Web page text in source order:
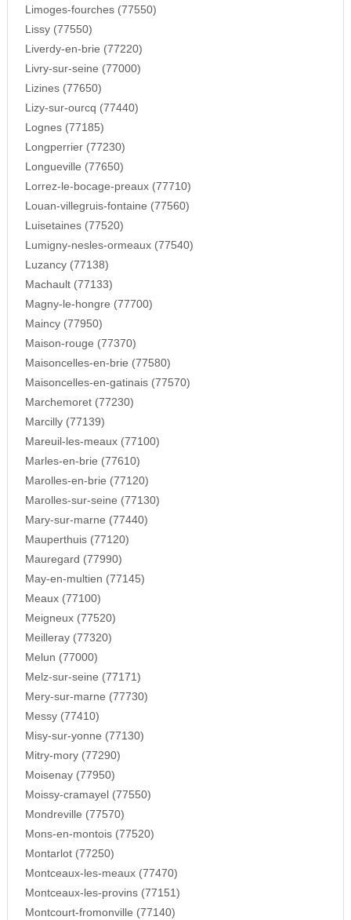
Limoges-fourches (77550)
Lissy (77550)
Liverdy-en-brie (77220)
Livry-sur-seine (77000)
Lizines (77650)
Lizy-sur-ourcq (77440)
Lognes (77185)
Longperrier (77230)
Longueville (77650)
Lorrez-le-bocage-preaux (77710)
Louan-villegruis-fontaine (77560)
Luisetaines (77520)
Lumigny-nesles-ormeaux (77540)
Luzancy (77138)
Machault (77133)
Magny-le-hongre (77700)
Maincy (77950)
Maison-rouge (77370)
Maisoncelles-en-brie (77580)
Maisoncelles-en-gatinais (77570)
Marchemoret (77230)
Marcilly (77139)
Mareuil-les-meaux (77100)
Marles-en-brie (77610)
Marolles-en-brie (77120)
Marolles-sur-seine (77130)
Mary-sur-marne (77440)
Mauperthuis (77120)
Mauregard (77990)
May-en-multien (77145)
Meaux (77100)
Meigneux (77520)
Meilleray (77320)
Melun (77000)
Melz-sur-seine (77171)
Mery-sur-marne (77730)
Messy (77410)
Misy-sur-yonne (77130)
Mitry-mory (77290)
Moisenay (77950)
Moissy-cramayel (77550)
Mondreville (77570)
Mons-en-montois (77520)
Montarlot (77250)
Montceaux-les-meaux (77470)
Montceaux-les-provins (77151)
Montcourt-fromonville (77140)